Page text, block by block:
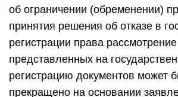
об ограничении (обременении)
принятия решения об отказе в
регистрации права рассмотрение
представленных на
регистрацию документов может
прекращено на основании